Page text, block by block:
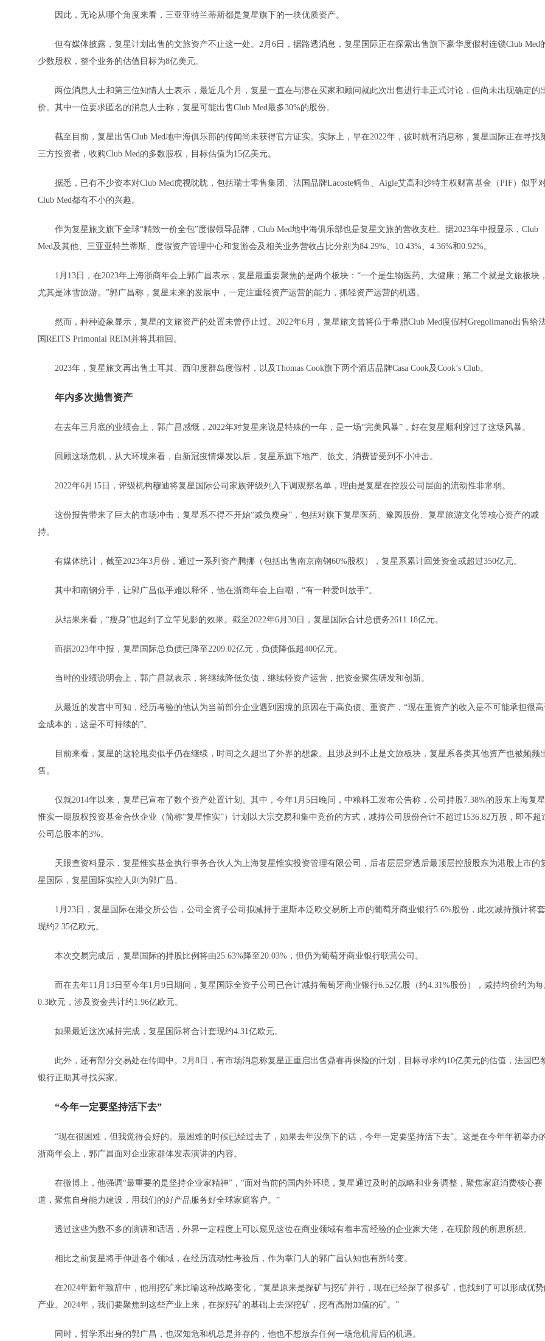
因此，无论从哪个角度来看，三亚亚特兰蒂斯都是复星旗下的一块优质资产。
但有媒体披露，复星计划出售的文旅资产不止这一处。2月6日，据路透消息，复星国际正在探索出售旗下豪华度假村连锁Club Med
少数股权，整个业务的估值目标为8亿美元。
两位消息人士和第三位知情人士表示，最近几个月，复星一直在与潜在买家和顾问就此次出售进行非正式讨论，但尚未出现确定的
价。其中一位要求匿名的消息人士称，复星可能出售Club Med最多30%的股份。
截至目前，复星出售Club Med地中海俱乐部的传闻尚未获得官方证实。实际上，早在2022年，彼时就有消息称，复星国际正在寻找
三方投资者，收购Club Med的多数股权，目标估值为15亿美元。
据悉，已有不少资本对Club Med虎视眈眈，包括瑞士零售集团、法国品牌Lacoste鳄鱼、Aigle艾高和沙特主权财富基金（PIF）似乎
Club Med都有不小的兴趣。
作为复星旅文旗下全球“精致一价全包”度假领导品牌，Club Med地中海俱乐部也是复星文旅的营收支柱。据2023年中报显示，Club
Med及其他、三亚亚特兰蒂斯、度假资产管理中心和复游会及相关业务营收占比分别为84.29%、10.43%、4.36%和0.92%。
1月13日，在2023年上海浙商年会上郭广昌表示，复星最重要聚焦的是两个板块：“一个是生物医药、大健康；第二个就是文旅板块
尤其是冰雪旅游。”郭广昌称，复星未来的发展中，一定注重轻资产运营的能力，抓轻资产运营的机遇。
然而，种种迹象显示，复星的文旅资产的处置未曾停止过。2022年6月，复星旅文曾将位于希腊Club Med度假村Gregolimano出售给
国REITS Primonial REIM并将其租回。
2023年，复星旅文再出售土耳其、西印度群岛度假村，以及Thomas Cook旗下两个酒店品牌Casa Cook及Cook’s Club。
年内多次抛售资产
在去年三月底的业绩会上，郭广昌感慨，2022年对复星来说是特殊的一年，是一场“完美风暴”，好在复星顺利穿过了这场风暴。
回顾这场危机，从大环境来看，自新冠疫情爆发以后，复星系旗下地产、旅文、消费皆受到不小冲击。
2022年6月15日，评级机构穆迪将复星国际公司家族评级列入下调观察名单，理由是复星在控股公司层面的流动性非常弱。
这份报告带来了巨大的市场冲击，复星系不得不开始“减负瘦身”，包括对旗下复星医药、豫园股份、复星旅游文化等核心资产的减
持。
有媒体统计，截至2023年3月份，通过一系列资产腾挪（包括出售南京南钢60%股权），复星系累计回笼资金或超过350亿元。
其中和南钢分手，让郭广昌似乎难以释怀，他在浙商年会上自嘲，“有一种爱叫放手”。
从结果来看，“瘦身”也起到了立竿见影的效果。截至2022年6月30日，复星国际合计总债务2611.18亿元。
而据2023年中报，复星国际总负债已降至2209.02亿元，负债降低超400亿元。
当时的业绩说明会上，郭广昌就表示，将继续降低负债，继续轻资产运营，把资金聚焦研发和创新。
从最近的发言中可知，经历考验的他认为当前部分企业遇到困境的原因在于高负债、重资产，“现在重资产的收入是不可能承担很
金成本的，这是不可持续的”。
目前来看，复星的这轮甩卖似乎仍在继续，时间之久超出了外界的想象。且涉及到不止是文旅板块，复星系各类其他资产也被频频
售。
仅就2014年以来，复星已宣布了数个资产处置计划。其中，今年1月5日晚间，中粮科工发布公告称，公司持股7.38%的股东上海复星
惟实一期股权投资基金合伙企业（简称“复星惟实”）计划以大宗交易和集中竞价的方式，减持公司股份合计不超过1536.82万股，即不超
公司总股本的3%。
天眼查资料显示，复星惟实基金执行事务合伙人为上海复星惟实投资管理有限公司，后者层层穿透后最顶层控股股东为港股上市的
星国际，复星国际实控人则为郭广昌。
1月23日，复星国际在港交所公告，公司全资子公司拟减持于里斯本泛欧交易所上市的葡萄牙商业银行5.6%股份，此次减持预计将套
现约2.35亿欧元。
本次交易完成后，复星国际的持股比例将由25.63%降至20.03%，但仍为葡萄牙商业银行联营公司。
而在去年11月13日至今年1月9日期间，复星国际全资子公司已合计减持葡萄牙商业银行6.52亿股（约4.31%股份），减持均价约为
0.3欧元，涉及资金共计约1.96亿欧元。
如果最近这次减持完成，复星国际将合计套现约4.31亿欧元。
此外，还有部分交易处在传闻中。2月8日，有市场消息称复星正重启出售鼎睿再保险的计划，目标寻求约10亿美元的估值，法国巴
银行正助其寻找买家。
“今年一定要坚持活下去”
“现在很困难，但我觉得会好的。最困难的时候已经过去了，如果去年没倒下的话，今年一定要坚持活下去”。这是在今年年初举办
浙商年会上，郭广昌面对企业家群体发表演讲的内容。
在微博上，他强调“最重要的是坚持企业家精神”，“面对当前的国内外环境，复星通过及时的战略和业务调整，聚焦家庭消费核心赛
道，聚焦自身能力建设，用我们的好产品服务好全球家庭客户。”
透过这些为数不多的演讲和话语，外界一定程度上可以窥见这位在商业领域有着丰富经验的企业家大佬，在现阶段的所思所想。
相比之前复星将手伸进各个领域，在经历流动性考验后，作为掌门人的郭广昌认知也有所转变。
在2024年新年致辞中，他用挖矿来比喻这种战略变化，“复星原来是探矿与挖矿并行，现在已经探了很多矿，也找到了可以形成优
产业。2024年，我们要聚焦到这些产业上来，在探好矿的基础上去深挖矿，挖有高附加值的矿。”
同时，哲学系出身的郭广昌，也深知危和机总是并存的，他也不想放弃任何一场危机背后的机遇。